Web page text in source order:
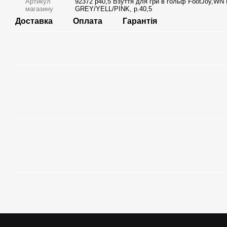
магазину
GREY/YELL/PINK, р.40,5
Доставка Оплата Гарантія